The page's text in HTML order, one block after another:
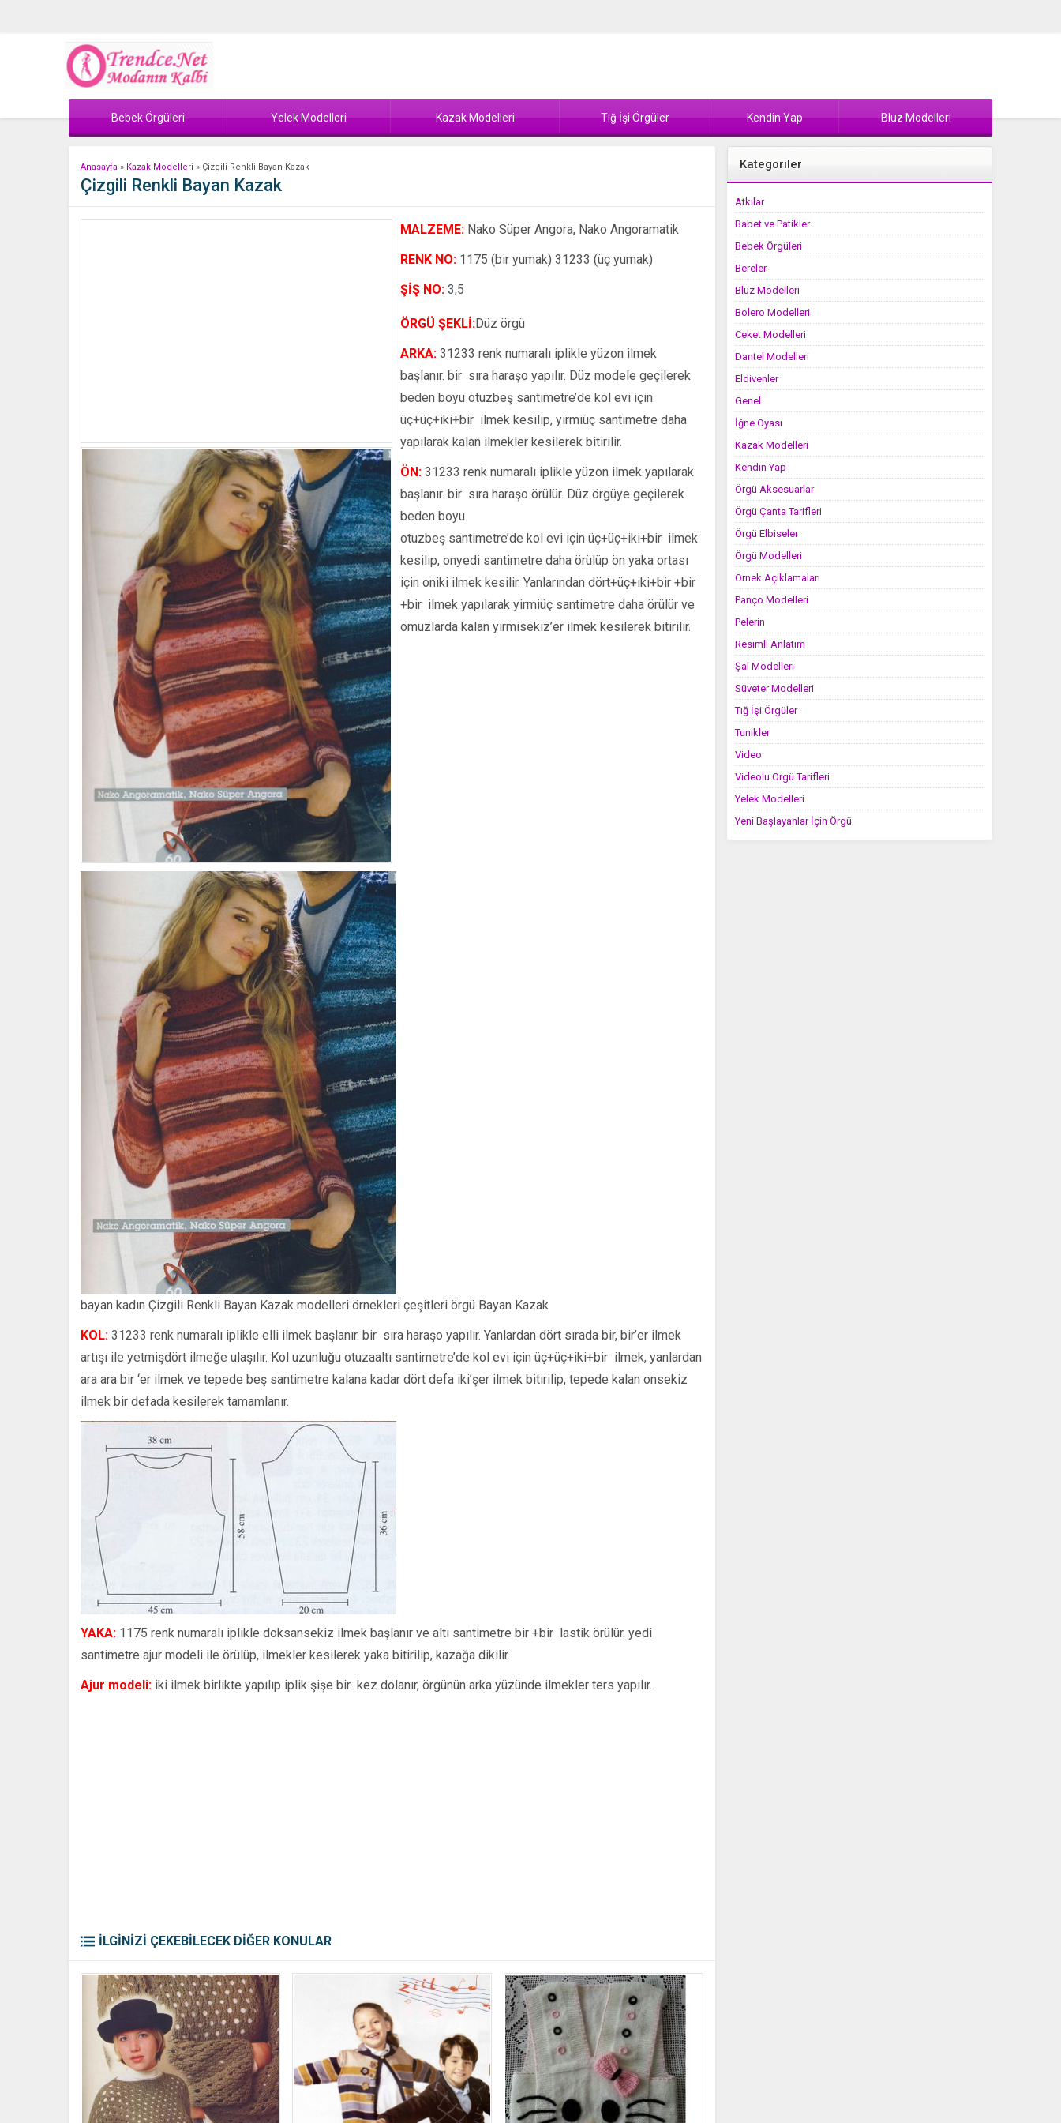
Bebek Örgüleri Yelek Modelleri Kazak Modelleri Tığ İşi Örgüler Kendin Yap Bluz Modelleri
Anasayfa » Kazak Modelleri » Çizgili Renkli Bayan Kazak
Çizgili Renkli Bayan Kazak
MALZEME:Nako Süper Angora, Nako Angoramatik
RENK NO:1175 (bir yumak) 31233 (üç yumak)
ŞİŞ NO:3,5
ÖRGÜ ŞEKLİ:Düz örgü
ARKA:31233 renk numaralı iplikle yüzon ilmek
başlanır. bir sıra haraşo yapılır. Düz modele geçilerek
beden boyu otuzbeş santimetre’de kol evi için
üç+üç+iki+bir ilmek kesilip, yirmiüç santimetre daha
yapılarak kalan ilmekler kesilerek bitirilir.
ÖN:31233 renk numaralı iplikle yüzon ilmek yapılarak
başlanır. bir sıra haraşo örülür. Düz örgüye geçilerek
beden boyu
otuzbeş santimetre’de kol evi için üç+üç+iki+bir ilmek
kesilip, onyedi santimetre daha örülüp ön yaka ortası
için oniki ilmek kesilir. Yanlarından dört+üç+iki+bir +bir
+bir ilmek yapılarak yirmiüç santimetre daha örülür ve
omuzlarda kalan yirmisekiz’er ilmek kesilerek bitirilir.
bayan kadın Çizgili Renkli Bayan Kazak modelleri örnekleri çeşitleri örgü Bayan Kazak
KOL: 31233 renk numaralı iplikle elli ilmek başlanır. bir sıra haraşo yapılır. Yanlardan dört sırada bir, bir’er ilmek
artışı ile yetmişdört ilmeğe ulaşılır. Kol uzunluğu otuzaaltı santimetre’de kol evi için üç+üç+iki+bir ilmek, yanlardan
ara ara bir ‘er ilmek ve tepede beş santimetre kalana kadar dört defa iki’şer ilmek bitirilip, tepede kalan onsekiz
ilmek bir defada kesilerek tamamlanır.
YAKA: 1175 renk numaralı iplikle doksansekiz ilmek başlanır ve altı santimetre bir +bir lastik örülür. yedi
santimetre ajur modeli ile örülüp, ilmekler kesilerek yaka bitirilip, kazağa dikilir.
Ajur modeli: iki ilmek birlikte yapılıp iplik şişe bir kez dolanır, örgünün arka yüzünde ilmekler ters yapılır.
İLGİNİZİ ÇEKEBİLECEK DİĞER KONULAR
Kategoriler
Atkılar
Babet ve Patikler
Bebek Örgüleri
Bereler
Bluz Modelleri
Bolero Modelleri
Ceket Modelleri
Dantel Modelleri
Eldivenler
Genel
İğne Oyası
Kazak Modelleri
Kendin Yap
Örgü Aksesuarlar
Örgü Çanta Tarifleri
Örgü Elbiseler
Örgü Modelleri
Örnek Açıklamaları
Panço Modelleri
Pelerin
Resimli Anlatım
Şal Modelleri
Süveter Modelleri
Tığ İşi Örgüler
Tunikler
Video
Videolu Örgü Tarifleri
Yelek Modelleri
Yeni Başlayanlar İçin Örgü